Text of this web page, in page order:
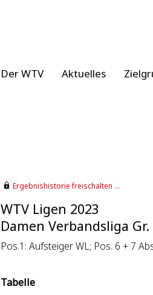
Der WTV Aktuelles
Ergebnishistorie freischalten ...
WTV Ligen 2023
Damen Verbandsliga Gr.
Pos.1: Aufsteiger WL; Pos. 6 + 7
Tabelle